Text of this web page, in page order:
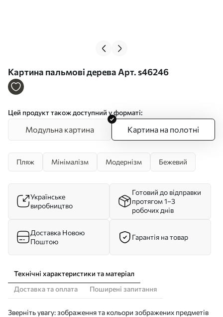
Картина пальмові дерева Арт. s46246
Цей продукт також доступний у форматі:
Модульна картина Картина на полотні
Пляж Мінімалізм Модернізм Бежевий
Українське
виробництво
Готовий до відправки
протягом 1–3
робочих днів
Доставка Новою
Поштою
Гарантія на товар
Технічні характеристики та матеріал
Доставка та оплата
Поширені запитання
Зверніть увагу: зображення та кольори зображених предметів